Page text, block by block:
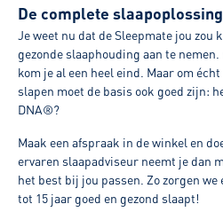
De complete slaapoplossing
Je weet nu dat de Sleepmate jou zou
gezonde slaaphouding aan te
kom je al een heel eind. Maar om
slapen moet de basis ook goed zijn:
DNA®?
Maak een afspraak in de winkel en
ervaren slaapadviseur neemt je dan
het best bij jou passen. Zo zorgen
tot 15 jaar goed en gezond slaapt!